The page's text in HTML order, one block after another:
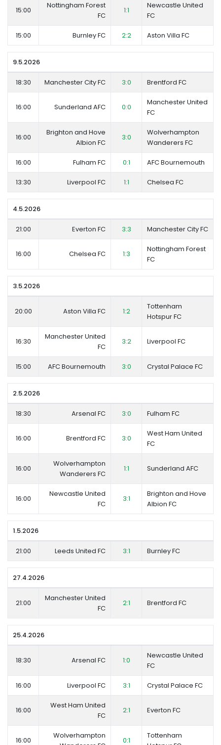
15:00
Nottingham Forest
FC
1:1
Newcastle United
FC
15:00 Burnley FC 2:2 Aston Villa FC
9.5.2026
18:30 Manchester City FC 3:0 Brentford FC
16:00 Sunderland AFC 0:0
Manchester United
FC
16:00
Brighton and Hove
Albion FC
3:0
Wolverhampton
Wanderers FC
16:00 Fulham FC 0:1 AFC Bournemouth
13:30 Liverpool FC 1:1 Chelsea FC
4.5.2026
21:00 Everton FC 3:3 Manchester City FC
16:00 Chelsea FC 1:3
Nottingham Forest
FC
3.5.2026
20:00 Aston Villa FC 1:2
Tottenham
Hotspur FC
16:30
Manchester United
FC
3:2 Liverpool FC
15:00 AFC Bournemouth 3:0 Crystal Palace FC
2.5.2026
18:30 Arsenal FC 3:0 Fulham FC
16:00 Brentford FC 3:0
West Ham United
FC
16:00
Wolverhampton
Wanderers FC
1:1 Sunderland AFC
16:00
Newcastle United
FC
3:1
Brighton and Hove
Albion FC
1.5.2026
21:00 Leeds United FC 3:1 Burnley FC
27.4.2026
21:00
Manchester United
FC
2:1 Brentford FC
25.4.2026
18:30 Arsenal FC 1:0
Newcastle United
FC
16:00 Liverpool FC 3:1 Crystal Palace FC
16:00
West Ham United
FC
2:1 Everton FC
16:00
Wolverhampton
0:1
Tottenham